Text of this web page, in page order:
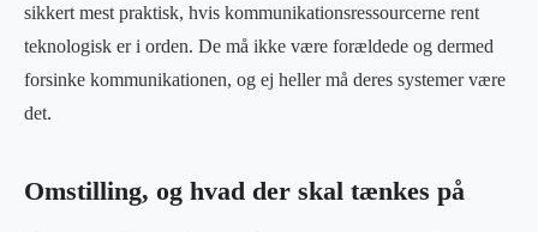
sikkert mest praktisk, hvis kommunikationsressourcerne rent
teknologisk er i orden. De må ikke være forældede og dermed
forsinke kommunikationen, og ej heller må deres systemer være
det.
Omstilling, og hvad der skal tænkes på